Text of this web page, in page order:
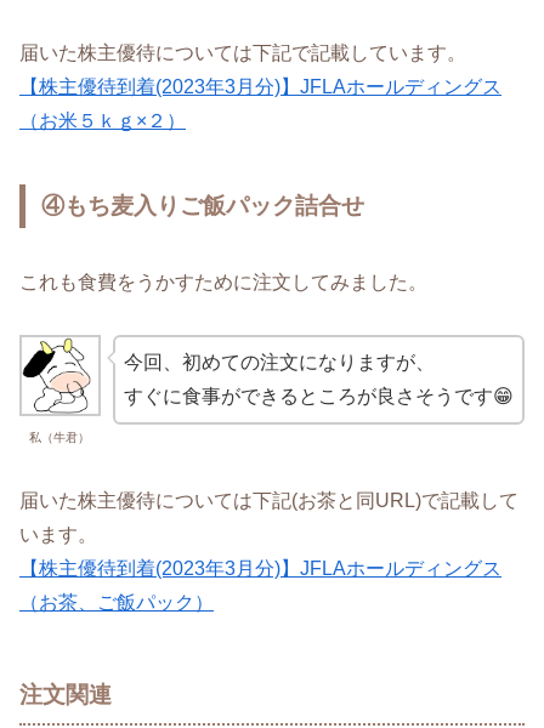
届いた株主優待については下記で記載しています。
【株主優待到着(2023年3月分)】JFLAホールディングス
（お米５ｋｇ×２）
④もち麦入りご飯パック詰合せ
これも食費をうかすために注文してみました。
私（牛君）
今回、初めての注文になりますが、
すぐに食事ができるところが良さそうです😁
届いた株主優待については下記(お茶と同URL)で記載して
います。
【株主優待到着(2023年3月分)】JFLAホールディングス
（お茶、ご飯パック）
注文関連